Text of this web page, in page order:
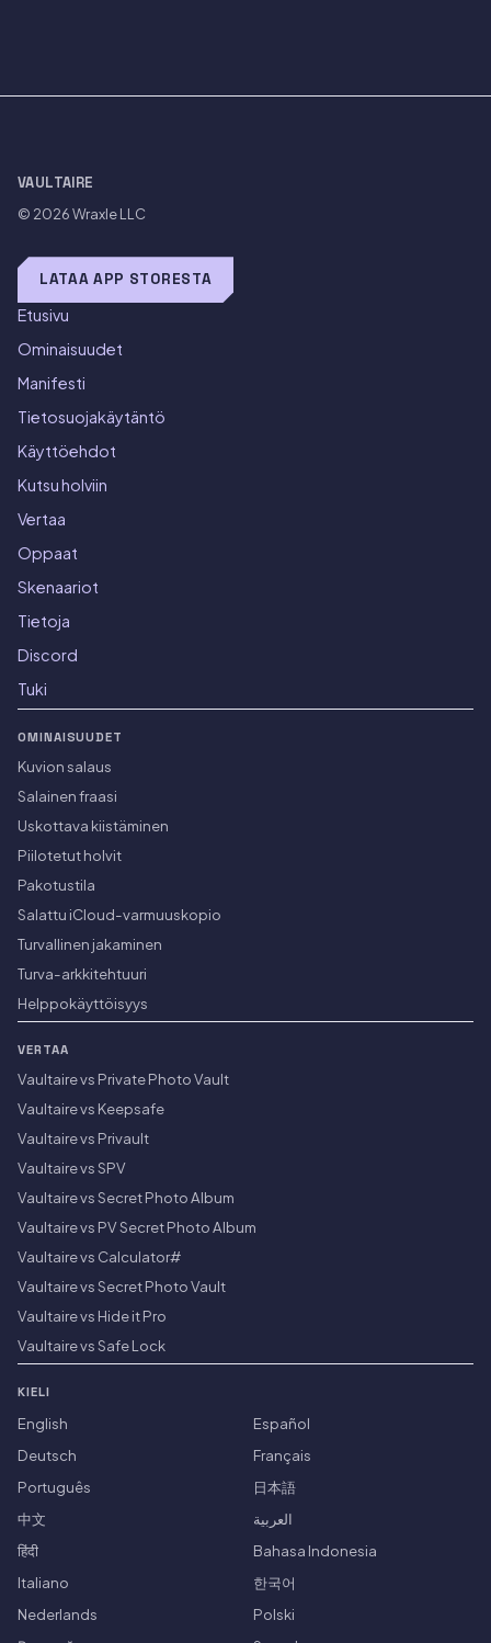
VAULTAIRE
© 2026Wraxle LLC
LATAA APP STORESTA
Etusivu
Ominaisuudet
Manifesti
Tietosuojakäytäntö
Käyttöehdot
Kutsu holviin
Vertaa
Oppaat
Skenaariot
Tietoja
Discord
Tuki
OMINAISUUDET
Kuvion salaus
Salainen fraasi
Uskottava kiistäminen
Piilotetut holvit
Pakotustila
Salattu iCloud-varmuuskopio
Turvallinen jakaminen
Turva-arkkitehtuuri
Helppokäyttöisyys
VERTAA
Vaultaire vs Private Photo Vault
Vaultaire vs Keepsafe
Vaultaire vs Privault
Vaultaire vs SPV
Vaultaire vs Secret Photo Album
Vaultaire vs PV Secret Photo Album
Vaultaire vs Calculator#
Vaultaire vs Secret Photo Vault
Vaultaire vs Hide it Pro
Vaultaire vs Safe Lock
KIELI
English
Español
Deutsch
Français
Português
日本語
中文
العربية
हिंदी
Bahasa Indonesia
Italiano
한국어
Nederlands
Polski